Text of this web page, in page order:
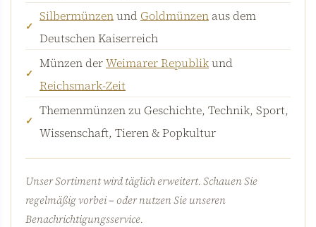
Silbermünzenund Goldmünzen aus dem
Deutschen Kaiserreich
Münzen derWeimarer Republikund
Reichsmark-Zeit
Themenmünzen zu Geschichte, Technik, Sport,
Wissenschaft, Tieren & Popkultur
Unser Sortiment wird täglich erweitert. Schauen Sie
regelmäßig vorbei – oder nutzen Sie unseren
Benachrichtigungsservice.